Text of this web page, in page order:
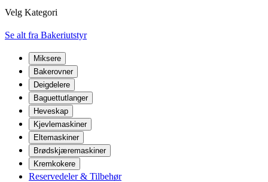
Velg Kategori
Se alt fra Bakeriutstyr
Miksere
Bakerovner
Deigdelere
Baguettutlanger
Heveskap
Kjevlemaskiner
Eltemaskiner
Brødskjæremaskiner
Kremkokere
Reservedeler & Tilbehør